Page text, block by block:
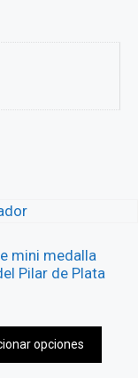
mini medalla
Pilar de Plata
opciones
Este
tiene